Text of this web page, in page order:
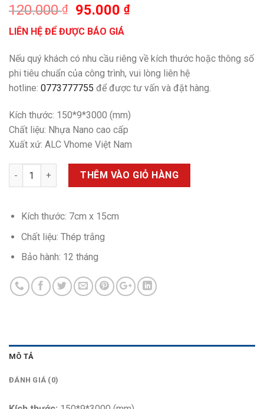
120.000₫
Giá
gốc
là:
120.000 ₫.
95.000₫Giá
là:
95.000 ₫.
LIÊN HỆ ĐỂ ĐƯỢC BÁO GIÁ
Nếu quý khách có nhu cầu riêng về kích thước hoặc thông số
phi tiêu chuẩn của công trình, vui lòng liên hệ
hotline: 0773777755 để được tư vấn và đặt hàng.
Kích thước: 150*9*3000 (mm)
Chất liệu: Nhựa Nano cao cấp
Xuất xứ: ALC Vhome Việt Nam
Tấm lam nhựa Nano 5 sóng thấp số lượng
THÊM VÀO GIỎ HÀNG
Kích thước: 7cm x 15cm
Chất liệu: Thép trắng
Bảo hành: 12 tháng
MÔ TẢ
ĐÁNH GIÁ (0)